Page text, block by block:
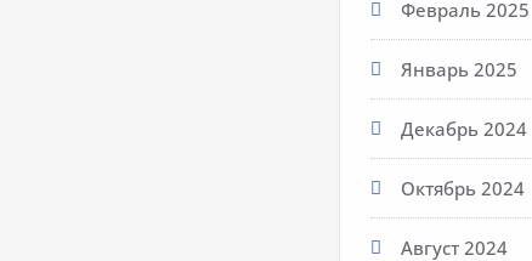
Февраль 2025
Январь 2025
Декабрь 2024
Октябрь 2024
Август 2024